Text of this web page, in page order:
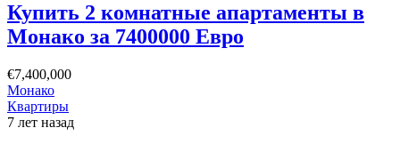
Купить 2 комнатные апартаменты в
Монако за 7400000 Евро
€7,400,000
Монако
Квартиры
7 лет назад